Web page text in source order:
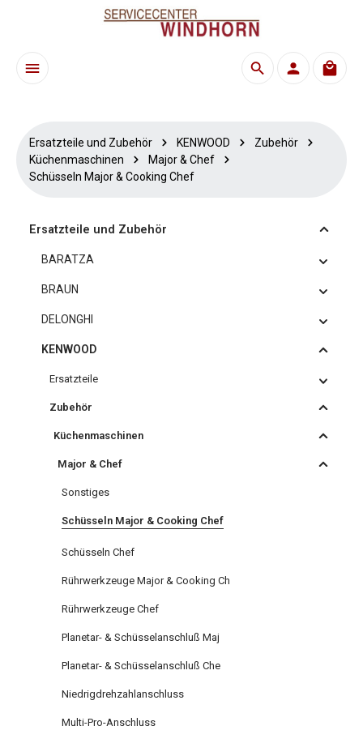
Zum Hauptinhalt springen
Ersatzteile und Zubehör KENWOOD
Zubehör
Küchenmaschinen
Major & Chef
Schüsseln Major & Cooking Chef
Ersatzteile und Zubehör
BARATZA
BRAUN
DELONGHI
KENWOOD
Ersatzteile
Zubehör
Küchenmaschinen
Major & Chef
Sonstiges
Schüsseln Major & Cooking Chef
Schüsseln Chef
Rührwerkzeuge Major & Cooking Ch
Rührwerkzeuge Chef
Planetar- & Schüsselanschluß Maj
Planetar- & Schüsselanschluß Che
Niedrigdrehzahlanschluss
Multi-Pro-Anschluss